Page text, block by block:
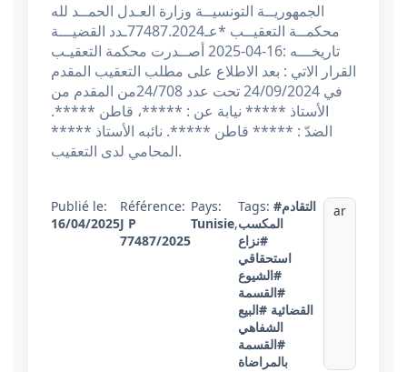
الجمهوريــة التونسيــة وزارة العـدل الحمــد لله
محكمــة التعقيــب *عـ77487.2024ـدد القضيـــة
تاريخـــه :16-04-2025 أصــدرت محكمة التعقيـب
القرار الاتي : بعد الاطلاع على مطلب التعقيب المقدم
في 24/09/2024 تحت عدد 24/708من المقدم من
الأستاذ ***** نيابة عن : *****، قاطن *****.
الضدّ : ***** قاطن *****. نائبه الأستاذ *****
المحامي لدى التعقيب.
Publié le:
16/04/2025
Référence:
J P
77487/2025
Pays:
Tunisie,
Tags: #التقادم
المكسب
#نزاع
استحقاقي
#الشيوع
#القسمة
القضائية #البيع
الشفاهي
#القسمة
بالمراضاة
ar